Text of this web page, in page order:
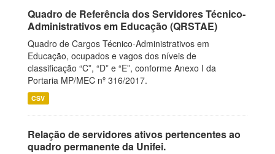
Quadro de Referência dos Servidores Técnico-
Administrativos em Educação (QRSTAE)
Quadro de Cargos Técnico-Administrativos em
Educação, ocupados e vagos dos níveis de
classificação “C”, “D” e “E”, conforme Anexo I da
Portaria MP/MEC nº 316/2017.
CSV
Relação de servidores ativos pertencentes ao
quadro permanente da Unifei.